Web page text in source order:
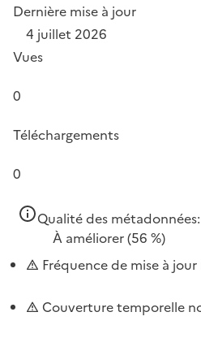
Dernière mise à jour
4 juillet 2026
Vues
0
Téléchargements
0
Qualité des métadonnées:
À améliorer(56 %)
Fréquence de mise à
Couverture temporelle